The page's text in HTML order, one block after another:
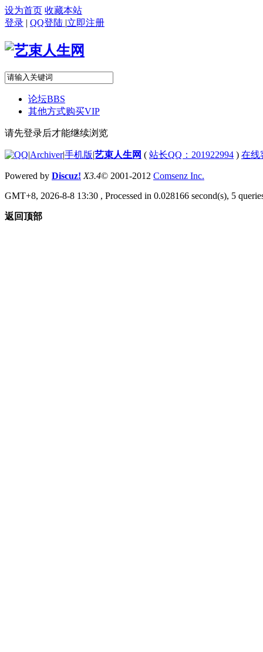
设为首页 收藏本站
登录 | QQ登陆 |立即注册
论坛BBS
其他方式购买VIP
请先登录后才能继续浏览
|Archiver|手机版|艺束人生网 ( 站长QQ：201922994 ) 在线
Powered by Discuz! X3.4© 2001-2012 Comsenz Inc.
GMT+8, 2026-8-8 13:30 , Processed in 0.028166 second(s), 5
返回顶部